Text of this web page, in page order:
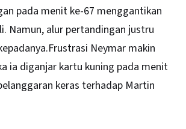
pada menit ke-67 menggantikan
Namun, alur pertandingan justru
Neymar makin
ia diganjar kartu kuning pada menit
keras terhadap Martin